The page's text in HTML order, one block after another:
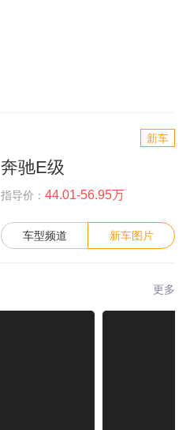
新车
奔驰E级
指导价： 44.01-56.95万
车型频道 新车图片
更多